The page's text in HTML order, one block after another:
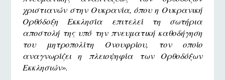
χριστιανών στην Ουκρανία, όπου η Ουκρανική
Ορθόδοξη Εκκλησία επιτελεί τη σωτήρια
αποστολή της υπό την πνευματική καθοδήγηση
του μητροπολίτη Ονουφρίου, τον οποίο
αναγνωρίζει η πλειοψηφία των Ορθοδόξων
Εκκλησιών».